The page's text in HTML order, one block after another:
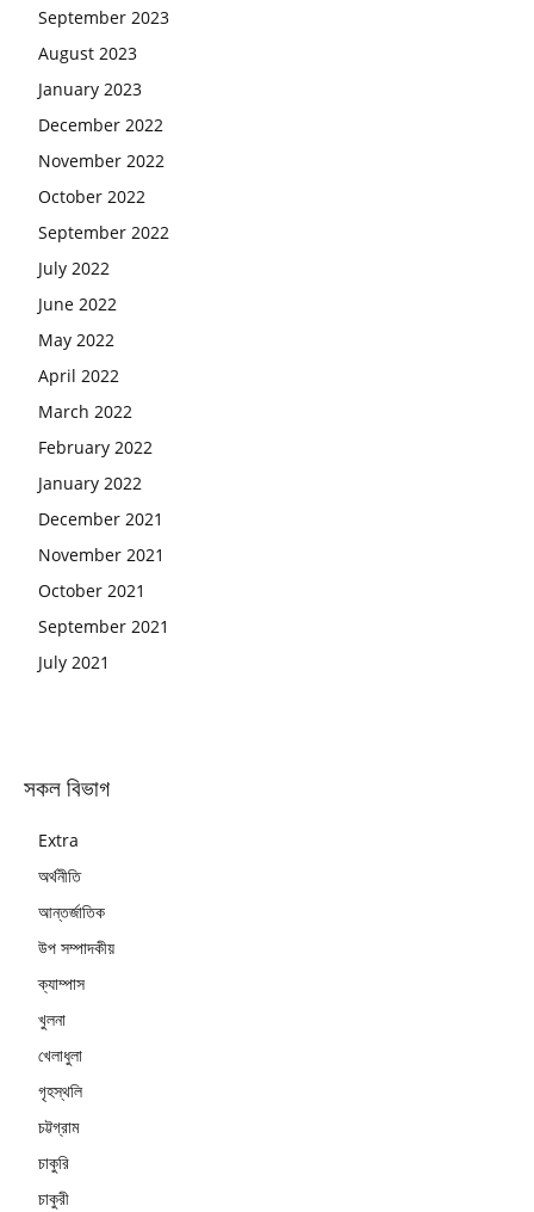
September 2023
August 2023
January 2023
December 2022
November 2022
October 2022
September 2022
July 2022
June 2022
May 2022
April 2022
March 2022
February 2022
January 2022
December 2021
November 2021
October 2021
September 2021
July 2021
সকল বিভাগ
Extra
অর্থনীতি
আন্তর্জাতিক
উপ সম্পাদকীয়
ক্যাম্পাস
খুলনা
খেলাধুলা
গৃহস্থলি
চট্টগ্রাম
চাকুরি
চাকুরী